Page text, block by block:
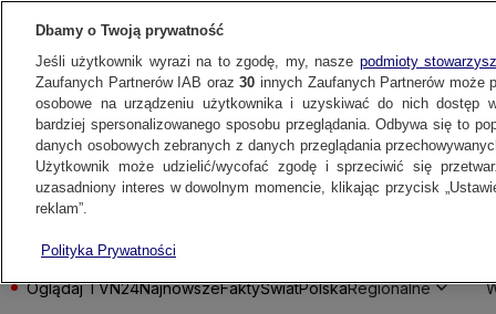
Oglądaj TVN24NajnowszeFaktyŚwiatPolskaRegionalne
Dbamy o Twoją prywatność
Jeśli użytkownik wyrazi na to zgodę, my, nasze podmioty
Zaufanych Partnerów IAB oraz30 innych Zaufanych Partnerów może
osobowe na urządzeniu użytkownika i uzyskiwać do nich dostęp
bardziej spersonalizowanego sposobu przeglądania. Odbywa się to
danych osobowych zebranych z danych przeglądania
Użytkownik może udzielić/wycofać zgodę i sprzeciwić się
uzasadniony interes w dowolnym momencie, klikając przycisk
reklam”.
Polityka Prywatności